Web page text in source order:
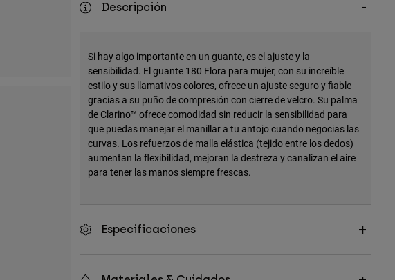
Descripción
Si hay algo importante en un guante, es el ajuste y la
sensibilidad. El guante 180 Flora para mujer, con su increíble
estilo y sus llamativos colores, ofrece un ajuste seguro y fiable
gracias a su puño de compresión con cierre de velcro. Su palma
de Clarino™ ofrece comodidad sin reducir la sensibilidad para
que puedas manejar el manillar a tu antojo cuando negocias las
curvas. Los refuerzos de malla elástica (tejido entre los dedos)
aumentan la flexibilidad, mejoran la destreza y canalizan el aire
para tener las manos siempre frescas.
Especificaciones